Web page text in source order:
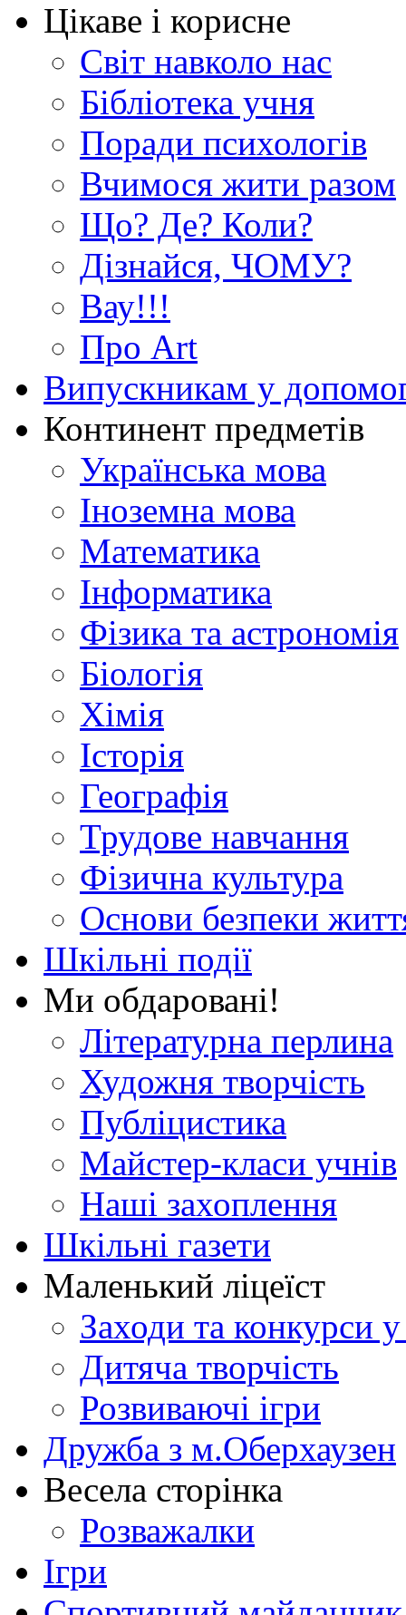
Цікаве і корисне
Світ навколо нас
Бібліотека учня
Поради психологів
Вчимося жити разом
Що? Де? Коли?
Дізнайся, ЧОМУ?
Вау!!!
Про Art
Випускникам у
Континент предметів
Українська мова
Іноземна мова
Математика
Інформатика
Фізика та астрономія
Біологія
Хімія
Історія
Географія
Трудове навчання
Фізична культура
Основи безпеки
Шкільні події
Ми обдаровані!
Літературна перлина
Художня творчість
Публіцистика
Майстер-класи учнів
Наші захоплення
Шкільні газети
Маленький ліцеїст
Заходи та конкурси у
Дитяча творчість
Розвиваючі ігри
Дружба з м.Оберхаузен
Весела сторінка
Розважалки
Ігри